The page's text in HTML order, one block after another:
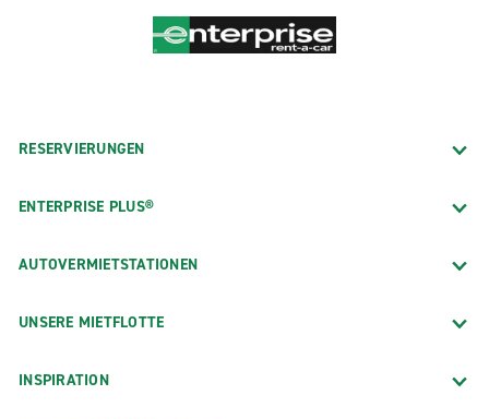
RESERVIERUNGEN
ENTERPRISE PLUS®
AUTOVERMIETSTATIONEN
UNSERE MIETFLOTTE
INSPIRATION